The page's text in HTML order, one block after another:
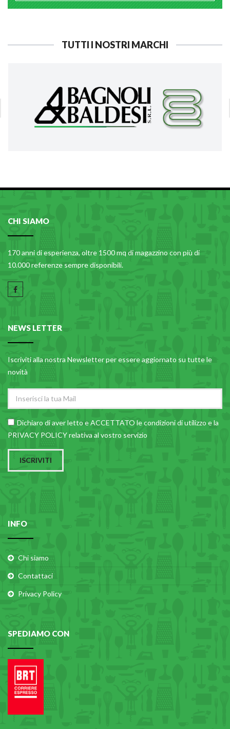
TUTTI I NOSTRI MARCHI
CHI SIAMO
170 anni di esperienza, oltre 1500 mq di magazzino con più di
10.000 referenze sempre disponibili.
NEWS LETTER
Iscriviti alla nostra Newsletter per essere aggiornato su tutte le
novità
Dichiaro di aver letto e ACCETTATO lecondizioni di utilizzo e la
PRIVACY POLICY relativa al vostro servizio
ISCRIVITI
INFO
Chi siamo
Contattaci
Privacy Policy
SPEDIAMO CON